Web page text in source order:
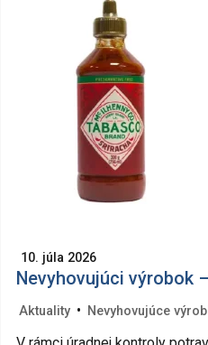
10. júla 2026
Nevyhovujúci výrobok
Aktuality • Nevyhovujúce